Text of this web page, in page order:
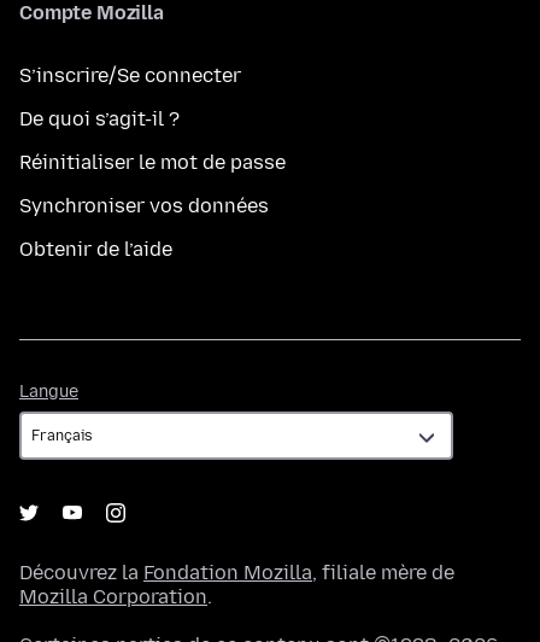
Compte Mozilla
S’inscrire/Se connecter
De quoi s’agit-il ?
Réinitialiser le mot de passe
Synchroniser vos données
Obtenir de l’aide
Langue
Découvrez la Fondation Mozilla, filiale mère de
Mozilla Corporation.